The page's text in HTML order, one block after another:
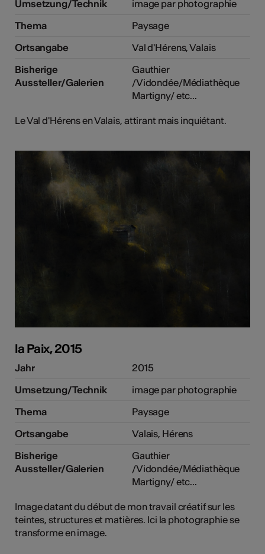
Umsetzung/Technik
image par photographie
Thema
Paysage
Ortsangabe
Val d'Hérens, Valais
Bisherige
Aussteller/Galerien
Gauthier
/Vidondée/Médiathèque
Martigny/ etc...
Le Val d'Hérens en Valais, attirant mais inquiétant.
la Paix, 2015
Jahr
2015
Umsetzung/Technik
image par photographie
Thema
Paysage
Ortsangabe
Valais, Hérens
Bisherige
Aussteller/Galerien
Gauthier
/Vidondée/Médiathèque
Martigny/ etc...
Image datant du début de mon travail créatif sur les
teintes, structures et matières. Ici la photographie se
transforme en image.